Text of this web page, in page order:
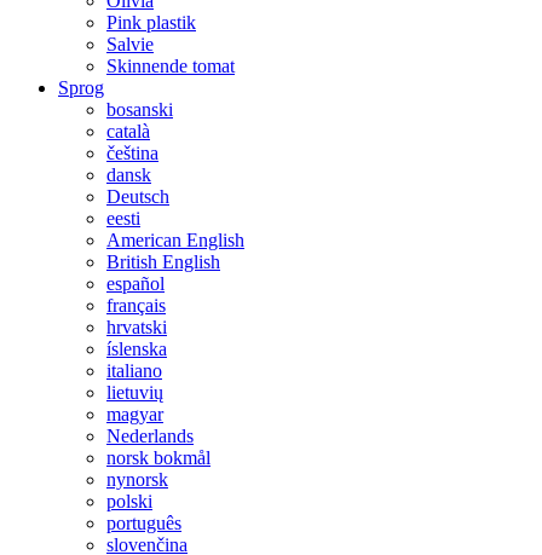
Pink plastik
Salvie
Skinnende tomat
Sprog
bosanski
català
čeština
dansk
Deutsch
eesti
American English
British English
español
français
hrvatski
íslenska
italiano
lietuvių
magyar
Nederlands
norsk bokmål
nynorsk
polski
português
slovenčina